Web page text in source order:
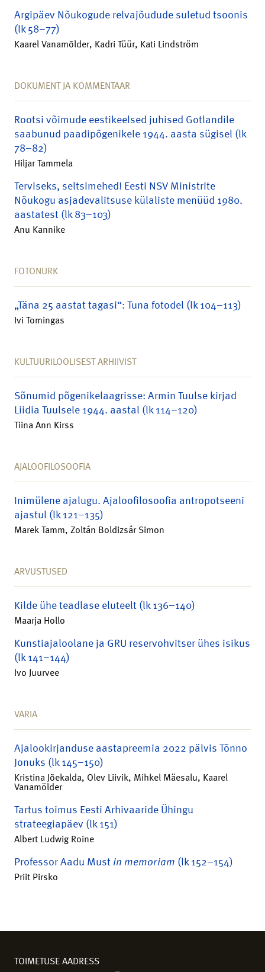
Argipäev Nõukogude relvajõudude suletud tsoonis
(lk 58–77)
Kaarel Vanamõlder, Kadri Tüür, Kati Lindström
DOKUMENT JA KOMMENTAAR
Rootsi võimude eestikeelsed juhised Gotlandile
saabunud paadipõgenikele 1944. aasta sügisel (lk
78–82)
Hiljar Tammela
Terviseks, seltsimehed! Eesti NSV Ministrite
Nõukogu asjadevalitsuse külaliste menüüd 1980.
aastatest (lk 83–103)
Anu Kannike
FOTONURK
„Täna 25 aastat tagasi“: Tuna fotodel (lk 104–113)
Ivi Tomingas
KULTUURILOOLISEST ARHIIVIST
Sõnumid põgenikelaagrisse: Armin Tuulse kirjad
Liidia Tuulsele 1944. aastal (lk 114–120)
Tiina Ann Kirss
AJALOOFILOSOOFIA
Inimülene ajalugu. Ajaloofilosoofia antropotseeni
ajastul (lk 121–135)
Marek Tamm, Zoltán Boldizsár Simon
ARVUSTUSED
Kilde ühe teadlase eluteelt (lk 136–140)
Maarja Hollo
Kunstiajaloolane ja GRU reservohvitser ühes isikus
(lk 141–144)
Ivo Juurvee
VARIA
Ajalookirjanduse aastapreemia 2022 pälvis Tõnno
Jonuks (lk 145–150)
Kristina Jõekalda, Olev Liivik, Mihkel Mäesalu, Kaarel
Vanamölder
Tartus toimus Eesti Arhivaaride Ühingu
strateegiapäev (lk 151)
Albert Ludwig Roine
Professor Aadu Mustin memoriam (lk 152–154)
Priit Pirsko
TOIMETUSE AADRESS